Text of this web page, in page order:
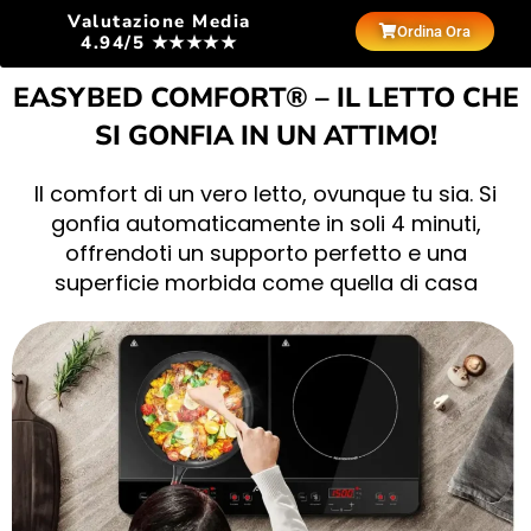
Valutazione Media
4.94/5 ★★★★★
Ordina Ora
EASYBED COMFORT® – IL LETTO CHE
SI GONFIA IN UN ATTIMO!
Il comfort di un vero letto, ovunque tu sia. Si
gonfia automaticamente in soli 4 minuti,
offrendoti un supporto perfetto e una
superficie morbida come quella di casa